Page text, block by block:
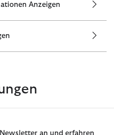
Anzeigen
an und erfahren